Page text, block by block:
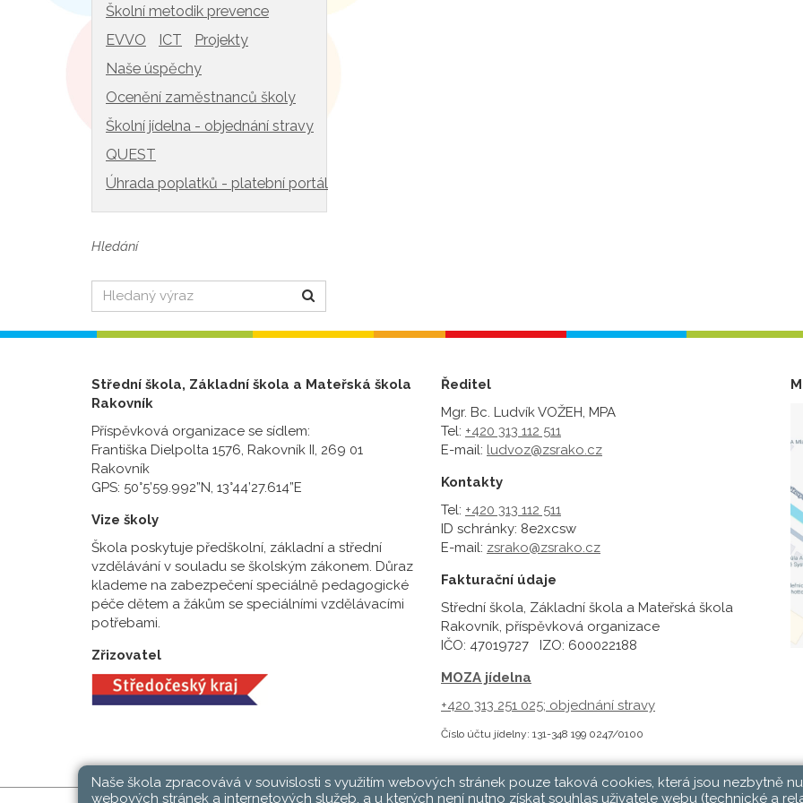
Školní metodik prevence
EVVO
ICT
Projekty
Naše úspěchy
Ocenění zaměstnanců školy
Školní jídelna - objednání stravy
QUEST
Úhrada poplatků - platební portál
Hledání
Hledat
Střední škola, Základní škola a Mateřská škola
Rakovník
Příspěvková organizace se sídlem:
Františka Dielpolta 1576, Rakovník II, 269 01
Rakovník
GPS: 50°5’59.992”N, 13°44’27.614”E
Vize školy
Škola poskytuje předškolní, základní a střední
vzdělávání v souladu se školským zákonem. Důraz
klademe na zabezpečení speciálně pedagogické
péče dětem a žákům se speciálními vzdělávacími
potřebami.
Zřizovatel
Ředitel
Mgr. Bc. Ludvík VOŽEH, MPA
Tel: +420 313 112 511
E-mail: ludvoz@zsrako.cz
Kontakty
Tel: +420 313 112 511
ID schránky: 8e2xcsw
E-mail: zsrako@zsrako.cz
Fakturační údaje
Střední škola, Základní škola a Mateřská škola
Rakovník, příspěvková organizace
IČO: 47019727 IZO: 600022188
MOZA jídelna
+420 313 251 025; objednání stravy
Číslo účtu jídelny: 131-348 199 0247/0100
Naše škola zpracovává v souvislosti s využitím webových stránek pouze taková cookies, která jsou nezbytně
webových stránek a internetových služeb, a u kterých není nutno získat souhlas uživatele webu (technické a